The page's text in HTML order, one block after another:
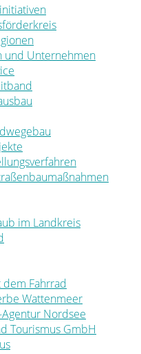
und Unternehmen
im Landkreis
Fahrrad
Wattenmeer
Nordsee
Tourismus GmbH